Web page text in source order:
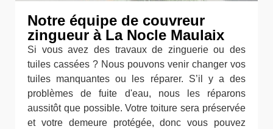
Notre équipe de couvreur
zingueur à La Nocle Maulaix
Si vous avez des travaux de zinguerie ou des
tuiles cassées ? Nous pouvons venir changer vos
tuiles manquantes ou les réparer. S’il y a des
problèmes de fuite d'eau, nous les réparons
aussitôt que possible. Votre toiture sera préservée
et votre demeure protégée, donc vous pouvez